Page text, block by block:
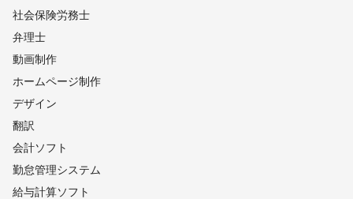
社会保険労務士
弁理士
動画制作
ホームページ制作
デザイン
翻訳
会計ソフト
勤怠管理システム
給与計算ソフト